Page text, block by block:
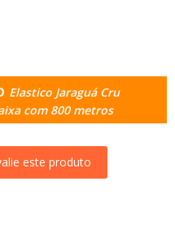
Elastico Jaraguá Cru
com 800 metros
este produto